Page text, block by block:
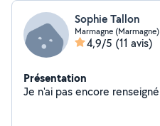
Sophie Tallon
Marmagne (Marmagne)
4,9/5 (11 avis)
Présentation